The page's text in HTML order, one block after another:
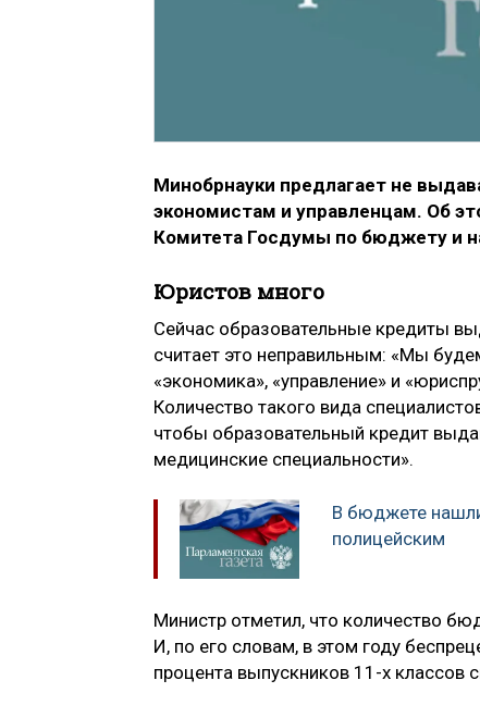
Минобрнауки предлагает не
экономистам и управленцам. Об
Комитета Госдумы по бюджету и
Юристов много
Сейчас образовательные кредиты
считает это неправильным: «Мы
«экономика», «управление» и
Количество такого вида
чтобы образовательный кредит
медицинские специальности».
В бюджете
полицейским
Министр отметил, что количество
И, по его словам, в этом году
процента выпускников 11-х классов